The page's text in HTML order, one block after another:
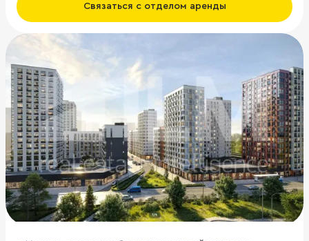
Связаться с отделом аренды